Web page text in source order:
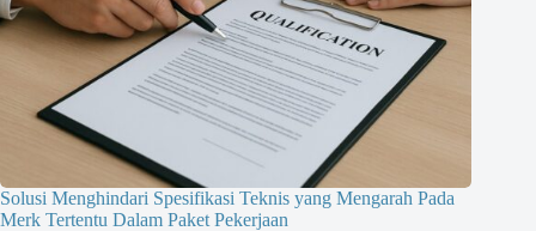
Solusi Menghindari Spesifikasi Teknis yang Mengarah Pada
Merk Tertentu Dalam Paket Pekerjaan